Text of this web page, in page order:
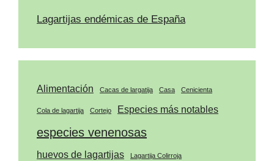
Lagartijas endémicas de España
Alimentación Cacas de largatija Casa Cenicienta
Cola de lagartija Cortejo Especies más notables
especies venenosas
huevos de lagartijas Lagartija Colirroja